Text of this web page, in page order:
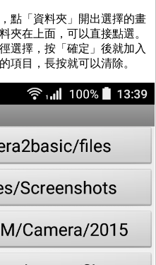
點「資料夾」開出選擇的畫
夾在上面，可以直接點選。
選擇，按「確定」後就加入
項目，長按就可以清除。